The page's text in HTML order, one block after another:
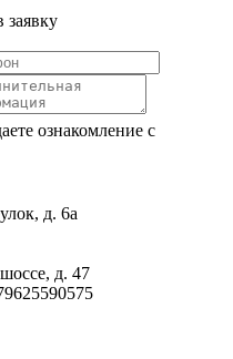
заявку
ознакомление с
д. 6а
д. 47